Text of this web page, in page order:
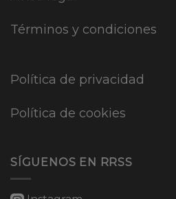
Términos y condiciones
Política de privacidad
Política de cookies
SÍGUENOS EN RRSS